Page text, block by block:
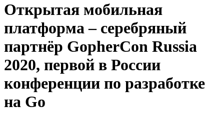
Открытая мобильная
платформа – серебряный
партнёр GopherCon Russia
2020, первой в России
конференции по разработке
на Go